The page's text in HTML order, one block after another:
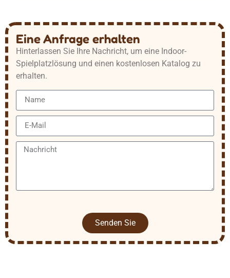
Eine Anfrage erhalten
Hinterlassen Sie Ihre Nachricht, um eine Indoor-
Spielplatzlösung und einen kostenlosen Katalog zu
erhalten.
Senden Sie